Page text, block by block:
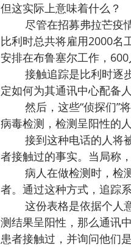
但这实际上意味着什么？
尽管在招募弗拉芒疫
比利时总共将雇用2000名
安排在布鲁塞尔工作，
接触追踪是比利时逐
定如何为其通讯中心配备
然后，这些“侦探们”
病毒检测，检测呈阳性的
接到这种电话的人将
者接触过的事实。当局称
病人在做检测时，检
者。通过这种方式，追踪
这份表格是依据个人
测结果呈阳性，那么通讯
患者接触过，并询问他们